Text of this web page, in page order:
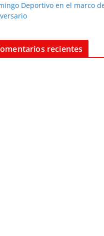
Deportivo en el marco
recientes